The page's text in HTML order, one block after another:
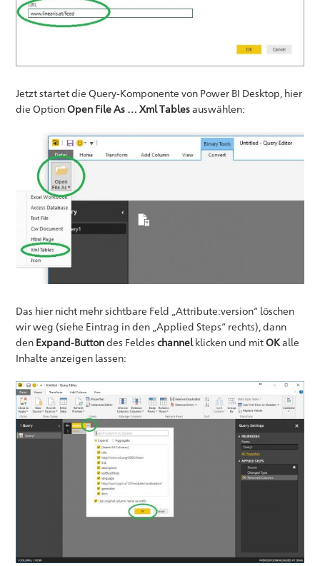
Jetzt startet die Query-Komponente von Power BI Desktop, hier
die OptionOpen File As … Xml Tablesauswählen:
Das hier nicht mehr sichtbare Feld „Attribute:version“ löschen
wir weg (siehe Eintrag in den „Applied Steps“ rechts), dann
den Expand-Buttondes Feldes channelklicken und mitOKalle
Inhalte anzeigen lassen: